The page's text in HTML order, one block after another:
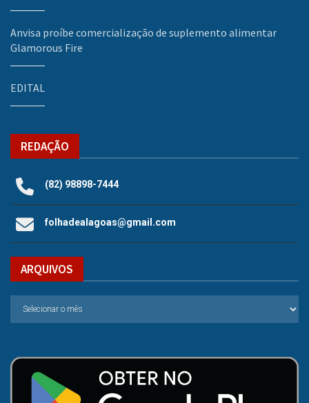
Anvisa proíbe comercialização de suplemento alimentar
Glamorous Fire
EDITAL
REDAÇÃO
(82) 98898-7444
folhadealagoas@gmail.com
ARQUIVOS